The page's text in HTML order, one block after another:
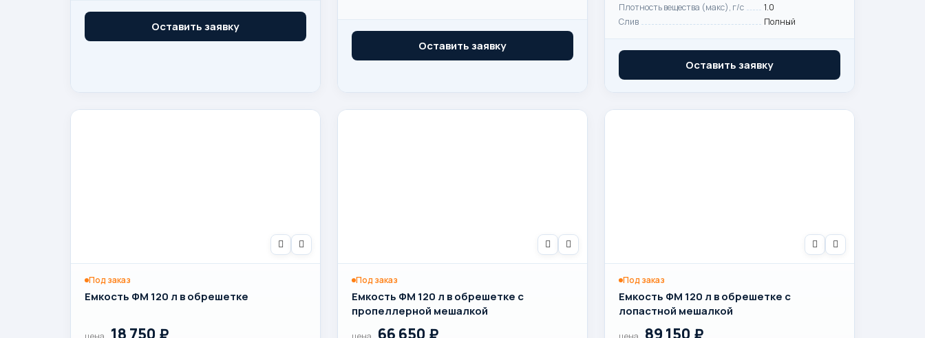
Оставить заявку
Оставить заявку
Плотность вещества (макс), г/с
1.0
Слив
Полный
Оставить заявку
Под заказ
Емкость ФМ 120 л в обрешетке
Под заказ
Емкость ФМ 120 л в обрешетке с
пропеллерной мешалкой
Под заказ
Емкость ФМ 120 л в обрешетке с
лопастной мешалкой